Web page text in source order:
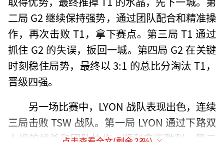
二局 G2 继续保持强势，通过团队配合和精准操
作，再次击败 T1，拿下赛点。第三局 T1 通过
抓住 G2 的失误，扳回一城。第四局 G2 在关键
时刻稳住局势，最终以 3:1 的总比分淘汰 T1，
晋级四强。
另一场比赛中，LYON 战队表现出色，连续
三局击败 TSW 战队。第一局 LYON 通过下路双
人组的线杀和团队协作，顺利拿下胜利。第二